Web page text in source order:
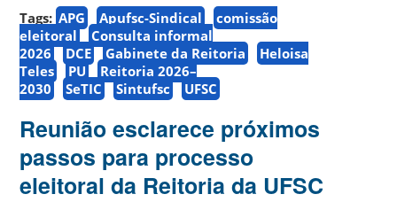
Tags: APG Apufsc-Sindical
comissão
eleitoral
Consulta informal
2026
DCE Gabinete da Reitoria
Heloisa
Teles
PU
Reitoria 2026–
2030
SeTIC Sintufsc UFSC
Reunião esclarece próximos
passos para processo
eleitoral da Reitoria da UFSC